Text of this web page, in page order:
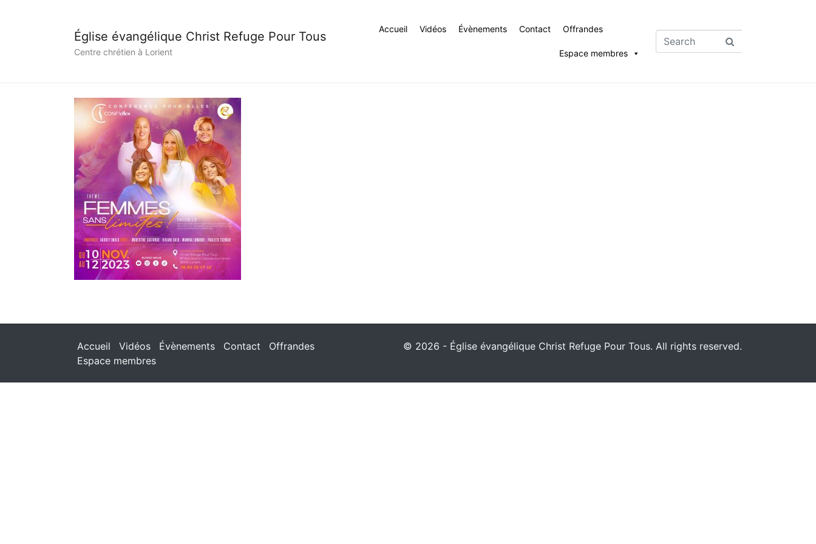
Église évangélique Christ Refuge Pour Tous
Centre chrétien à Lorient
Accueil Vidéos Évènements Contact Offrandes
Espace membres
Accueil Vidéos Évènements Contact
Offrandes
Espace membres
© 2026 - Église évangélique Christ Refuge Pour Tous. All rights reserved.